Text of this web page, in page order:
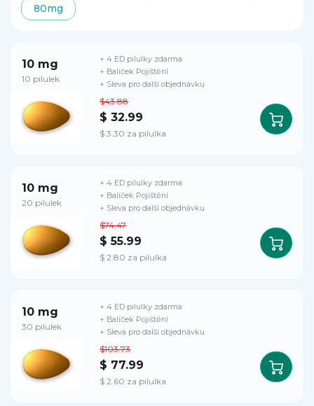
80mg
10 mg
10 pilulek
$43.88
$ 32.99
$ 3.30 za pilulka
+ 4 ED pilulky zdarma
+ Balíček Pojištění
+ Sleva pro další objednávku
10 mg
20 pilulek
$74.47
$ 55.99
$ 2.80 za pilulka
+ 4 ED pilulky zdarma
+ Balíček Pojištění
+ Sleva pro další objednávku
10 mg
30 pilulek
$103.73
$ 77.99
$ 2.60 za pilulka
+ 4 ED pilulky zdarma
+ Balíček Pojištění
+ Sleva pro další objednávku